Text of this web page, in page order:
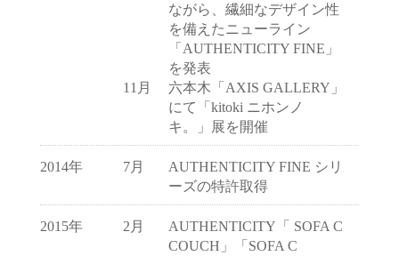
ながら、繊細なデザイン性
を備えたニューライン
「AUTHENTICITY FINE」
を発表
11月
六本木「AXIS GALLERY」
にて「kitoki ニホンノ
キ。」展を開催
2014年 7月
AUTHENTICITY FINE シリ
ーズの特許取得
2015年 2月
AUTHENTICITY「 SOFA C
COUCH」「SOFA C